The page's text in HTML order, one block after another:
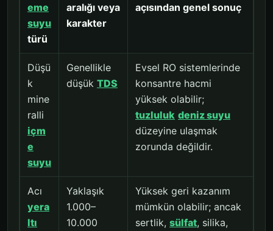
eme
suyu
türü
aralığı veya
karakter
açısından genel sonuç
Düşü
k
mine
ralli
içm
e
suyu
Genellikle
düşük TDS
Evsel RO sistemlerinde
konsantre hacmi
yüksek olabilir;
tuzluluk deniz suyu
düzeyine ulaşmak
zorunda değildir.
Acı
yera
ltı
Yaklaşık
1.000–
10.000
Yüksek geri kazanım
mümkün olabilir; ancak
sertlik, sülfat, silika,